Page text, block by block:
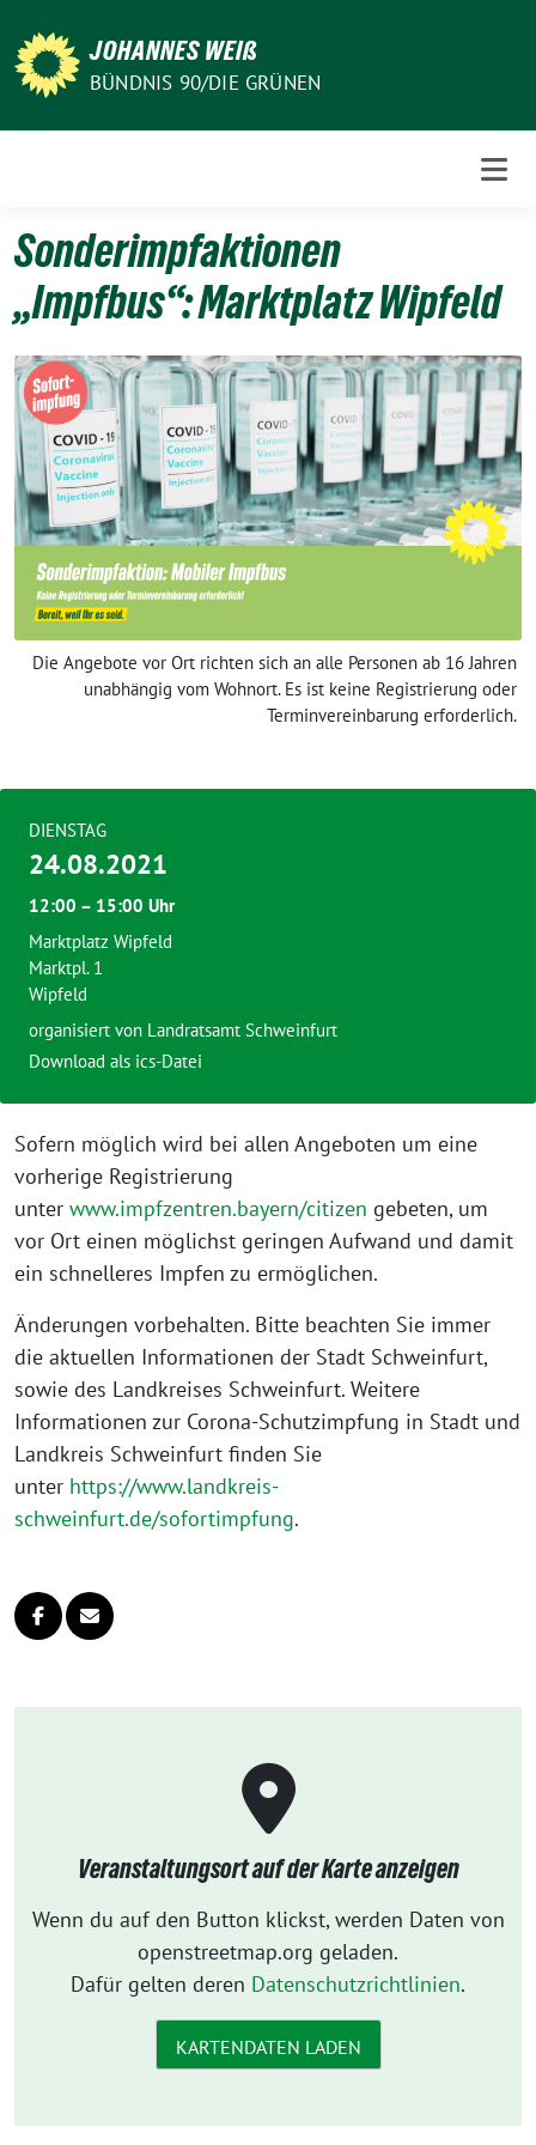
zum
Inhalt
JOHANNES WEIß
BÜNDNIS 90/DIE GRÜNEN
Sonderimpfaktionen
„Impfbus“: Marktplatz Wipfeld
Die Angebote vor Ort richten sich an alle Personen ab 16 Jahren
unabhängig vom Wohnort. Es ist keine Registrierung oder
Terminvereinbarung erforderlich.
Sofern möglich wird bei allen Angeboten um eine
vorherige Registrierung
unter www.impfzentren.bayern/citizen gebeten, um
vor Ort einen möglichst geringen Aufwand und damit
ein schnelleres Impfen zu ermöglichen.
Änderungen vorbehalten. Bitte beachten Sie immer
die aktuellen Informationen der Stadt Schweinfurt,
sowie des Landkreises Schweinfurt. Weitere
Informationen zur Corona-Schutzimpfung in Stadt und
Landkreis Schweinfurt finden Sie
unter https://www.landkreis-
schweinfurt.de/sofortimpfung.
DIENSTAG
24.08.2021
12:00 – 15:00 Uhr
Marktplatz Wipfeld
Marktpl. 1
Wipfeld
organisiert von Landratsamt Schweinfurt
Download als ics-Datei
Veranstaltungsort auf der Karte anzeigen
Wenn du auf den Button klickst, werden Daten von
openstreetmap.org geladen.
Dafür gelten deren Datenschutzrichtlinien.
KARTENDATEN LADEN